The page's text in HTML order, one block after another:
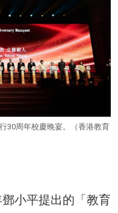
30周年校慶晚宴。（香港教育
小平提出的「教育